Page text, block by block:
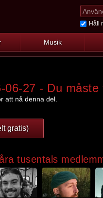
Håll
Musik
27 - Du måste
att nå denna del.
gratis)
tusentals